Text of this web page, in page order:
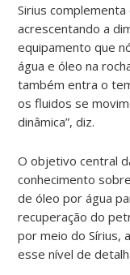
Sirius
acrescentando a
equipamento que
água e óleo na
também entra o
os fluidos se
dinâmica”, diz.
O objetivo central
conhecimento
de óleo por água
recuperação do
por meio do Sírius,
esse nível de